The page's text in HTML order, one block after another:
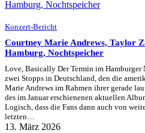
Konzert-Bericht
Courtney Marie Andrews, Taylor
Hamburg, Nochtspeicher
Love, Basically Der Termin im Hamburger
zwei Stopps in Deutschland, den die
Marie Andrews im Rahmen ihrer gerade
des im Januar erschienenen aktuellen
Logisch, dass die Fans dann auch von
letzten…
13. März 2026